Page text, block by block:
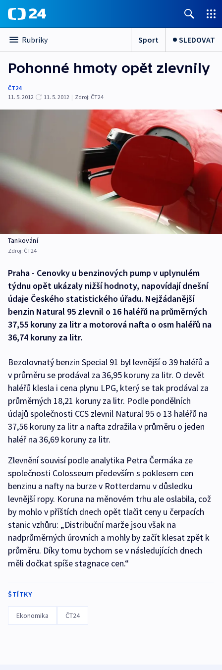
Rubriky Sport SLEDOVAT
Pohonné hmoty opět zlevnily
ČT24
11. 5. 2012
11. 5. 2012 | Zdroj: ČT24
Tankování
Zdroj: ČT24
Praha - Cenovky u benzinových pump v uplynulém
týdnu opět ukázaly nižší hodnoty, napovídají dnešní
údaje Českého statistického úřadu. Nejžádanější
benzin Natural 95 zlevnil o 16 haléřů na průměrných
37,55 koruny za litr a motorová nafta o osm haléřů na
36,74 koruny za litr.
Bezolovnatý benzin Special 91 byl levnější o 39 haléřů a
v průměru se prodával za 36,95 koruny za litr. O devět
haléřů klesla i cena plynu LPG, který se tak prodával za
průměrných 18,21 koruny za litr. Podle pondělních
údajů společnosti CCS zlevnil Natural 95 o 13 haléřů na
37,56 koruny za litr a nafta zdražila v průměru o jeden
haléř na 36,69 koruny za litr.
Zlevnění souvisí podle analytika Petra Čermáka ze
společnosti Colosseum především s poklesem cen
benzinu a nafty na burze v Rotterdamu v důsledku
levnější ropy. Koruna na měnovém trhu ale oslabila, což
by mohlo v příštích dnech opět tlačit ceny u čerpacích
stanic vzhůru: „Distribuční marže jsou však na
nadprůměrných úrovních a mohly by začít klesat zpět k
průměru. Díky tomu bychom se v následujících dnech
měli dočkat spíše stagnace cen.“
ŠTÍTKY
Ekonomika ČT24